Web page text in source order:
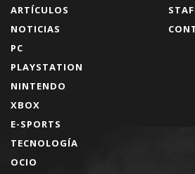
ARTÍCULOS
NOTICIAS
PC
PLAYSTATION
NINTENDO
XBOX
E-SPORTS
TECNOLOGÍA
OCIO